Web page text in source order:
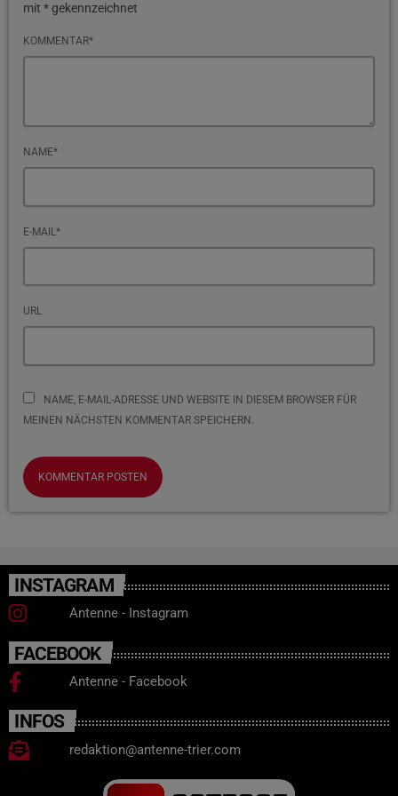
mit * gekennzeichnet
KOMMENTAR*
NAME*
E-MAIL*
URL
NAME, E-MAIL-ADRESSE UND WEBSITE IN DIESEM BROWSER FÜR
MEINEN NÄCHSTEN KOMMENTAR SPEICHERN.
INSTAGRAM
Antenne - Instagram
FACEBOOK
Antenne - Facebook
INFOS
redaktion@antenne-trier.com